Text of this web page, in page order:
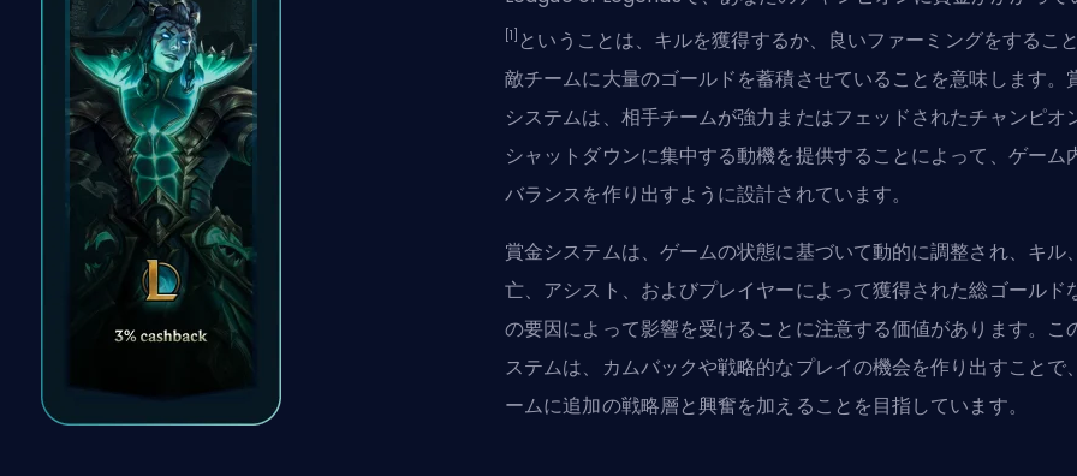
[1] ということは、キルを獲得するか、 良いファーミングをするこ
敵チームに大量のゴールドを蓄積させていることを意味します。
システムは、相手チームが強力またはフェッドされたチャンピオ
シャットダウンに集中する動機を提供することによって、ゲーム
バランスを作り出すように設計されています。
賞金システムは、ゲームの状態に基づいて動的に調整され、キル
亡、アシスト、およびプレイヤーによって獲得された総ゴールド
の要因によって影響を受けることに注意する価値があります。こ
ステムは、カムバックや戦略的なプレイの機会を作り出すことで
ームに追加の戦略層と興奮を加えることを目指しています。